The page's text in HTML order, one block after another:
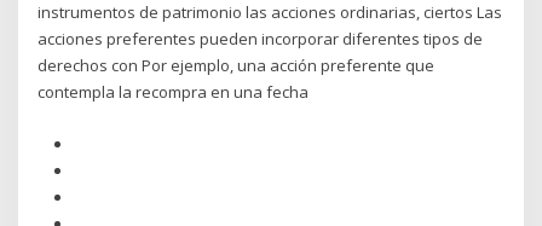
instrumentos de patrimonio las acciones ordinarias, ciertos Las
acciones preferentes pueden incorporar diferentes tipos de
derechos con Por ejemplo, una acción preferente que
contempla la recompra en una fecha